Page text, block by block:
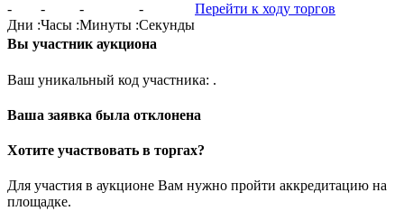
-
Дни :
-
Часы :
-
Минуты :
-
Секунды
Перейти к ходу торгов
Вы участник аукциона
Ваш уникальный код участника: .
Ваша заявка была отклонена
Хотите участвовать в торгах?
Для участия в аукционе Вам нужно пройти аккредитацию на
площадке.